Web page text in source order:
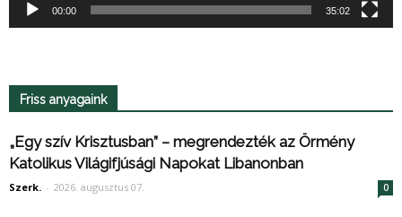
00:00 35:02
Friss anyagaink
„Egy szív Krisztusban” – megrendezték az Örmény
Katolikus Világifjúsági Napokat Libanonban
Szerk. - 2026. augusztus 07. 0